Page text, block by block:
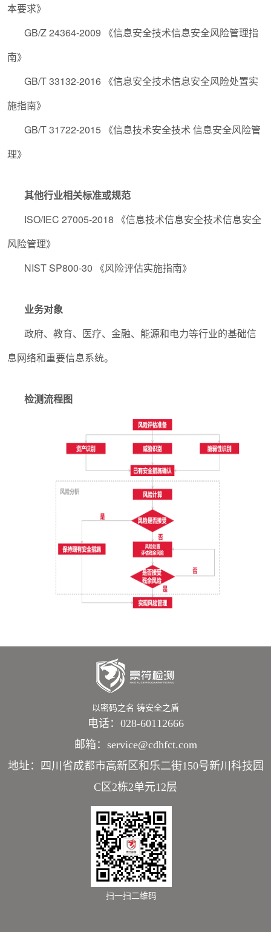
本要求》
GB/Z 24364-2009 《信息安全技术信息安全风险管理指
南》
GB/T 33132-2016 《信息安全技术信息安全风险处置实
施指南》
GB/T 31722-2015 《信息技术安全技术 信息安全风险管
理》
其他行业相关标准或规范
ISO/IEC 27005-2018 《信息技术信息安全技术信息安全
风险管理》
NIST SP800-30 《风险评估实施指南》
业务对象
政府、教育、医疗、金融、能源和电力等行业的基础信
息网络和重要信息系统。
检测流程图
以密码之名 铸安全之盾
电话：028-60112666
邮箱：service@cdhfct.com
地址：四川省成都市高新区和乐二街150号新川科技园
C区2栋2单元12层
扫一扫二维码